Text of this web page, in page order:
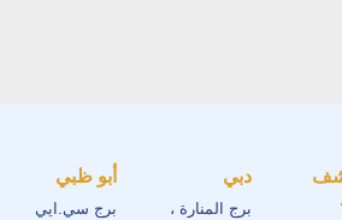
دبي
برج المنارة ،
أبو ظبي
برج سي.ايي